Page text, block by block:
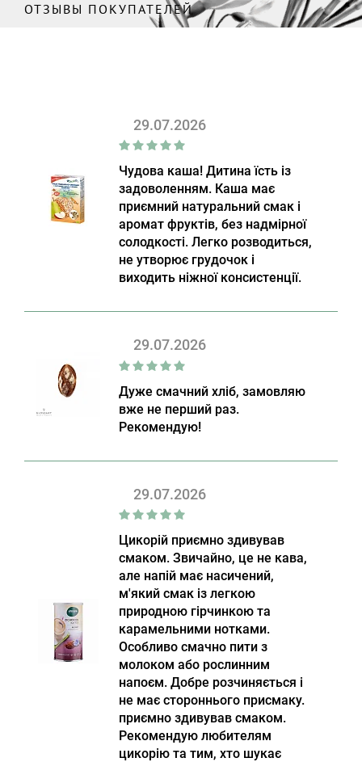
ОТЗЫВЫ ПОКУПАТЕЛЕЙ
29.07.2026
Чудова каша! Дитина їсть із
задоволенням. Каша має
приємний натуральний смак і
аромат фруктів, без надмірної
солодкості. Легко розводиться,
не утворює грудочок і
виходить ніжної консистенції.
29.07.2026
Дуже смачний хліб, замовляю
вже не перший раз.
Рекомендую!
29.07.2026
Цикорій приємно здивував
смаком. Звичайно, це не кава,
але напій має насичений,
м'який смак із легкою
природною гірчинкою та
карамельними нотками.
Особливо смачно пити з
молоком або рослинним
напоєм. Добре розчиняється і
не має стороннього присмаку.
приємно здивував смаком.
Рекомендую любителям
цикорію та тим, хто шукає